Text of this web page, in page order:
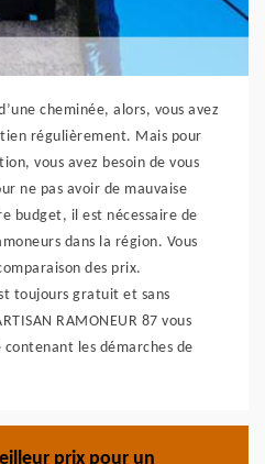
cheminée, alors, vous avez
régulièrement. Mais pour
vous avez besoin de vous
ne pas avoir de mauvaise
budget, il est nécessaire de
dans la région. Vous
des prix.
toujours gratuit et sans
RAMONEUR 87 vous
les démarches de
prix pour un